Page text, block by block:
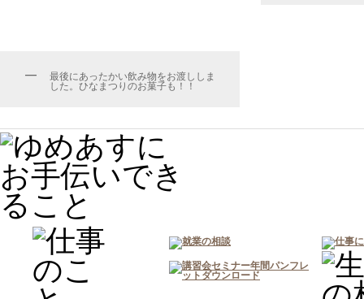
最後にあったかい飲み物をお渡ししま
した。ひなまつりのお菓子も！！